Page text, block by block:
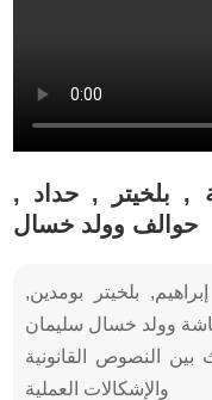
, بلخيتر , حداد ,
حوالف وولد خسال
بلخيتر بومدين,
بين النصوص القانونية
والإشكالات العملية